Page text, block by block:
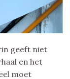
geeft niet
en het
moet